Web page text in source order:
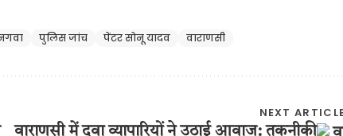
पुलिस जांच पेंटर सोनू यादव वाराणसी
NEXT
वाराणसी में दवा व्यापारियों ने उठाई आवाज: तकनीकी